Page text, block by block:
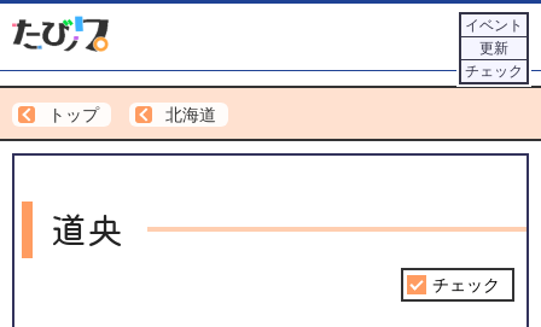
イベント
更新
チェック
トップ 北海道
道央
チェック